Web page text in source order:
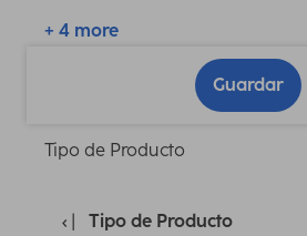
+ 4 more
Guardar
Tipo de Producto
Tipo de Producto